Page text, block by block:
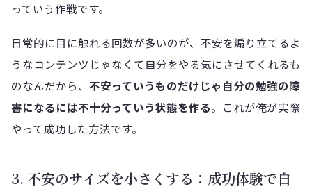
っていう作戦です。
日常的に目に触れる回数が多いのが、不安を煽り立てるよ
うなコンテンツじゃなくて自分をやる気にさせてくれるも
のなんだから、 不安っていうものだけじゃ自分の勉強の障
害になるには不十分っていう状態を作る。これが俺が実際
やって成功した方法です。
3. 不安のサイズを小さくする：成功体験で自